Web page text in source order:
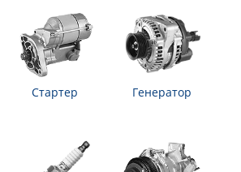
Стартер Генератор